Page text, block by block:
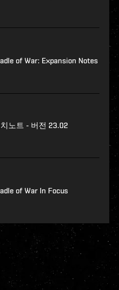
of War: Expansion Notes
노트 - 버전 23.02
of War In Focus